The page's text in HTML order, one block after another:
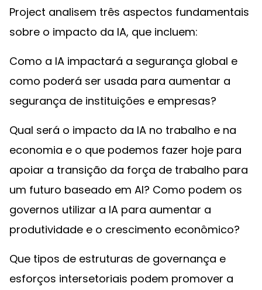
Project analisem três aspectos fundamentais
sobre o impacto da IA, que incluem:
Como a IA impactará a segurança global e
como poderá ser usada para aumentar a
segurança de instituições e empresas?
Qual será o impacto da IA ​​no trabalho e na
economia e o que podemos fazer hoje para
apoiar a transição da força de trabalho para
um futuro baseado em AI? Como podem os
governos utilizar a IA para aumentar a
produtividade e o crescimento econômico?
Que tipos de estruturas de governança e
esforços intersetoriais podem promover a